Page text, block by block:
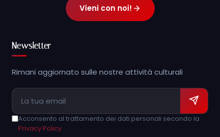
Vieni con noi!
Newsletter
Rimani aggiornato sulle nostre attività culturali
Acconsento al trattamento dei dati personali secondo la
Privacy Policy